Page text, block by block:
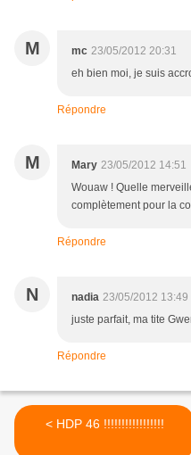
M mc 23/05/2012 20:31
eh bien moi, je suis
Répondre
M Mary 23/05/2012 14:51
Wouaw ! Quelle
complètement pour la
Répondre
N nadia 23/05/2012 13:49
juste parfait, ma tite
Répondre
< HDP 46 !!!!!!!!!!!!!!!!!